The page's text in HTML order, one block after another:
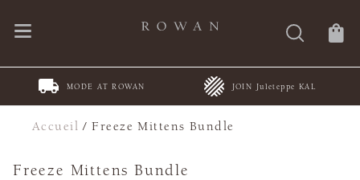
MODE AT ROWAN JOIN Juleteppe KAL
Accueil /Freeze Mittens Bundle
Freeze Mittens Bundle